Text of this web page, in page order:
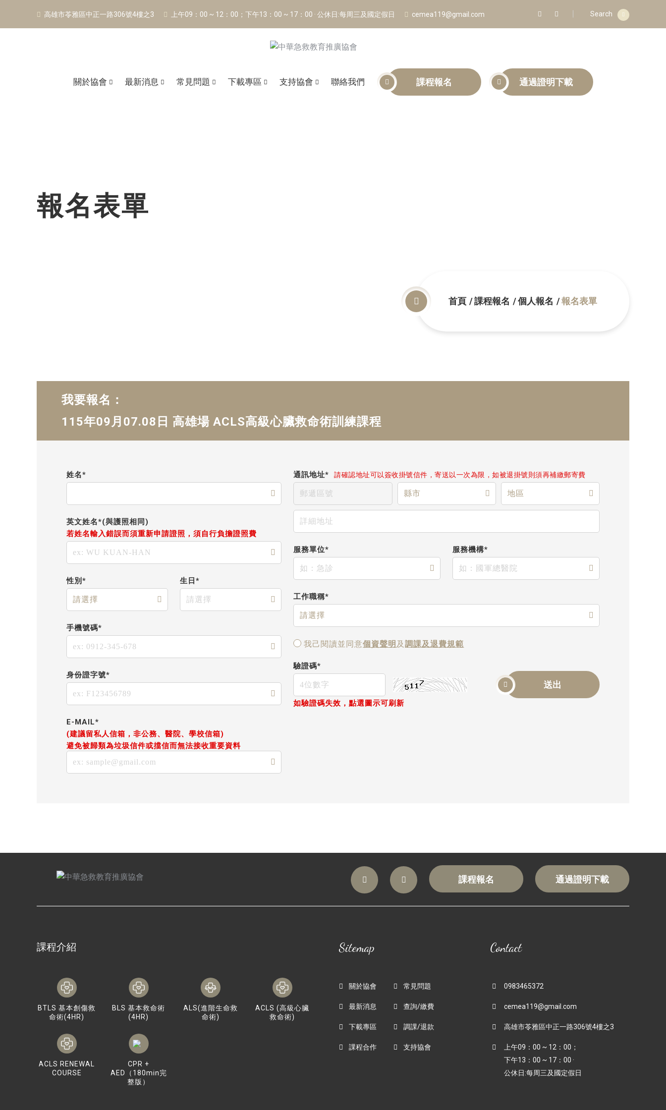
高雄市苓雅區中正一路306號4樓之3 上午09：00 ~ 12：00；下午13：00 ~ 17：00 · 公休日:每周三及國定假日 cemea119@gmail.com Search
關於協會 最新消息 常見問題 下載專區 支持協會 聯絡我們 課程報名 通過證明下載
報名表單
首頁 課程報名 個人報名 報名表單
我要報名：
115年09月07.08日 高雄場 ACLS高級心臟救命術訓練課程
姓名*
英文姓名*(與護照相同)
若姓名輸入錯誤而須重新申請證照，須自行負擔證照費
性別* 生日*
手機號碼*
身份證字號*
E-MAIL*
(建議留私人信箱，非公務、醫院、學校信箱)
避免被歸類為垃圾信件或擋信而無法接收重要資料
通訊地址* 請確認地址可以簽收掛號信件，寄送以一次為限，如被退掛號則須再補繳郵寄費
服務單位* 服務機構*
工作職稱*
我己閱讀並同意個資聲明 及調課及退費規範
驗證碼*
如驗證碼失效，點選圖示可刷新
送出
課程報名 通過證明下載
課程介紹
BTLS 基本創傷救
命術(4HR)
BLS 基本救命術
(4HR)
ALS(進階生命救
命術)
ACLS (高級心臟
救命術)
ACLS RENEWAL
COURSE
CPR +
AED（180min完
整版）
Sitemap
關於協會
最新消息
下載專區
課程合作
常見問題
查詢/繳費
調課/退款
支持協會
Contact
0983465372
cemea119@gmail.com
高雄市苓雅區中正一路306號4樓之3
上午09：00 ~ 12：00；
下午13：00 ~ 17：00 ·
公休日:每周三及國定假日